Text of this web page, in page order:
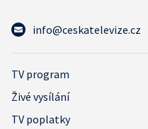
info@ceskatelevize.cz
TV program
Živé vysílání
TV poplatky